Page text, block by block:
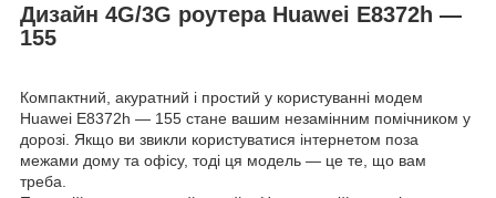
Дизайн 4G/3G роутера Huawei E8372h —
155
Компактний, акуратний і простий у користуванні модем
Huawei E8372h — 155 стане вашим незамінним помічником у
дорозі. Якщо ви звикли користуватися інтернетом поза
межами дому та офісу, тоді ця модель — це те, що вам
треба.